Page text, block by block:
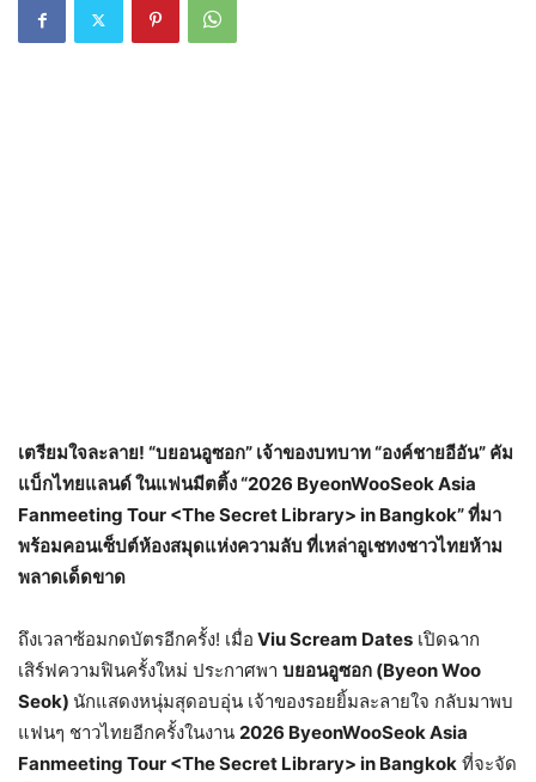
เตรียมใจละลาย! “บยอนอูซอก” เจ้าของบทบาท “องค์ชายอีอัน” คัม
แบ็กไทยแลนด์ ในแฟนมีตติ้ง “2026 ByeonWooSeok Asia
Fanmeeting Tour <The Secret Library> in Bangkok” ที่มา
พร้อมคอนเซ็ปต์ห้องสมุดแห่งความลับ ที่เหล่าอูเชทงชาวไทยห้าม
พลาดเด็ดขาด
ถึงเวลาซ้อมกดบัตรอีกครั้ง! เมื่อ Viu Scream Dates เปิดฉาก
เสิร์ฟความฟินครั้งใหม่ ประกาศพา บยอนอูซอก (Byeon Woo
Seok) นักแสดงหนุ่มสุดอบอุ่น เจ้าของรอยยิ้มละลายใจ กลับมาพบ
แฟนๆ ชาวไทยอีกครั้งในงาน 2026 ByeonWooSeok Asia
Fanmeeting Tour <The Secret Library> in Bangkok ที่จะจัด